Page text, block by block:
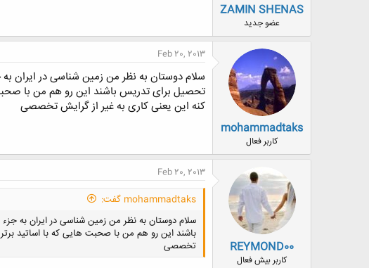
ZAMIN SHENAS
عضو جدید
mohammadtaks
کاربر فعال
Feb 20, 2013
سلام دوستان به نظر من زمین شناسی در ایران
تحصیل برای تدریس باشند این رو هم من با
کنه این یعنی کاری به غیر از گرایش تخصصی
REYMOND00
کاربر بیش فعال
Feb 20, 2013
mohammadtaks گفت:
سلام دوستان به نظر من زمین شناسی در ایران به
باشند این رو هم من با صحبت هایی که با اساتید
تخصصی